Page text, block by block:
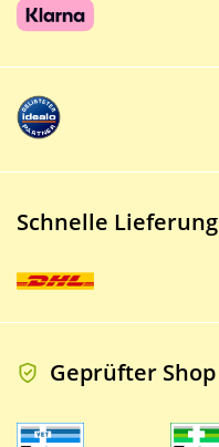
Schnelle Lieferung
Geprüfter Shop